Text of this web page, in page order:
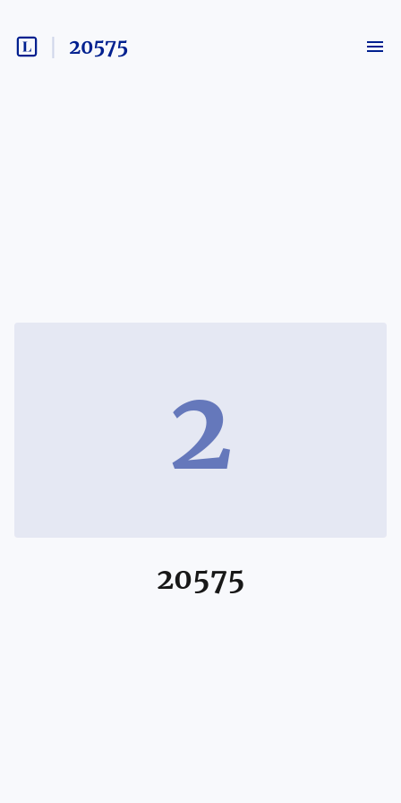
20575
2
20575